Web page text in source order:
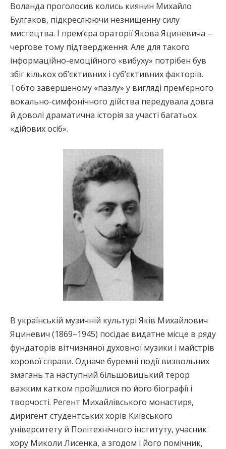
Воланда проголосив колись киянин Михайло
Булгаков, підкреслюючи незнищенну силу
мистецтва. І прем’єра ораторії Якова Яциневича –
чергове тому підтвердження. Але для такого
інформаційно-емоційного «вибуху» потрібен був
збіг кількох об’єктивних і суб’єктивних факторів.
Тобто завершеному «пазлу» у вигляді прем’єрного
вокально-симфонічного дійства передувала довга
й доволі драматична історія за участі багатьох
«дійових осіб».
В українській музичній культурі Яків Михайлович
Яциневич (1869–1945) посідає видатне місце в ряду
фундаторів вітчизняної духовної музики і майстрів
хорової справи. Одначе буремні події визвольних
змагань та наступний більшовицький терор
важким катком пройшлися по його біографії і
творчості. Регент Михайлівського монастиря,
диригент студентських хорів Київського
університету й Політехнічного інституту, учасник
хору Миколи Лисенка, а згодом і його помічник,